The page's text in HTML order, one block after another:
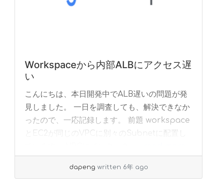
Workspaceから内部ALBにアクセス遅
い
こんにちは、本日開発中でALB遅いの問題が発
見しました。 一日を調査しても、解決できなか
ったので、一応記録します。 前題 workspace
とEC2が同じのVPCに別々のSubnetに配置し
dapeng written 6年 ago